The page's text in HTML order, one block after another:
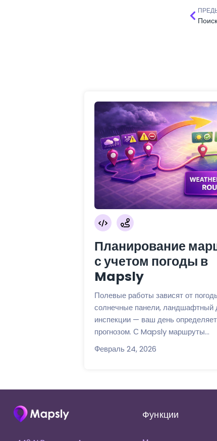
Планирование
с учетом погоды в
Mapsly
Полевые работы зависят от
солнечные панели, ландшафтный
инспекции — ваш день
прогнозом. С Mapsly маршруты...
Февраль 24, 2026
Функции